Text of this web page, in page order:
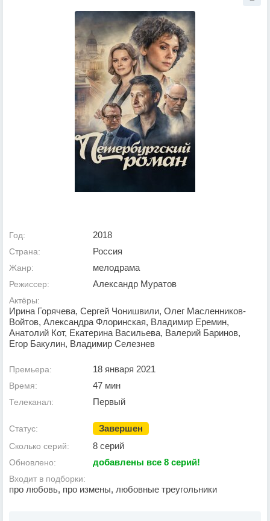
Год: 2018
Страна: Россия
Жанр: мелодрама
Режиссер: Александр Муратов
Актёры:
Ирина Горячева, Сергей Чонишвили, Олег Масленников-
Войтов, Александра Флоринская, Владимир Еремин,
Анатолий Кот, Екатерина Васильева, Валерий Баринов,
Егор Бакулин, Владимир Селезнев
Премьера: 18 января 2021
Время: 47 мин
Телеканал: Первый
Статус: Завершен
Сколько серий: 8 серий
Обновлено: добавлены все 8 серий!
Входит в подборки:
про любовь, про измены, любовные треугольники